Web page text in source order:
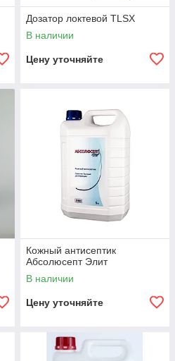
Дозатор локтевой TLSX
В наличии
Цену уточняйте
Кожный антисептик
Абсолюсепт Элит
В наличии
Цену уточняйте